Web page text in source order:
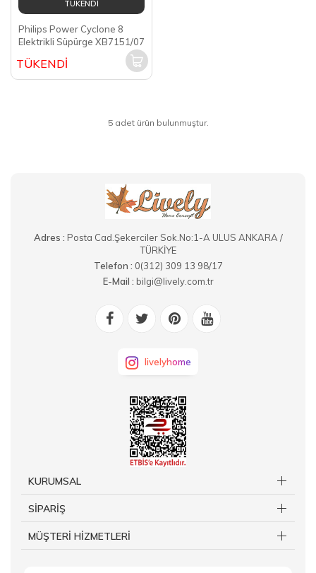
TÜKENDİ
Philips Power Cyclone 8
Elektrikli Süpürge XB7151/07
TÜKENDİ
5 adet ürün bulunmuştur.
Adres : Posta Cad.Şekerciler Sok.No:1-A ULUS ANKARA /
TÜRKİYE
Telefon : 0(312) 309 13 98/17
E-Mail : bilgi@lively.com.tr
livelyhome
KURUMSAL
SİPARİŞ
MÜŞTERİ HİZMETLERİ